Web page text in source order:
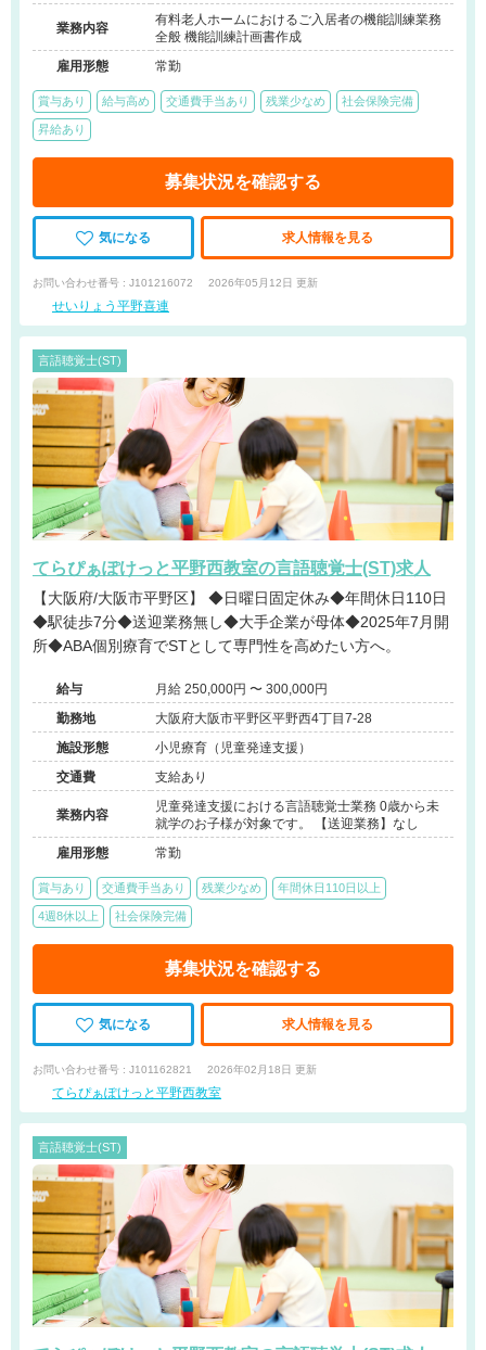
業務内容
有料老人ホームにおけるご入居者の機能訓練業務
全般 機能訓練計画書作成
雇用形態
常勤
賞与あり 給与高め 交通費手当あり 残業少なめ 社会保険完備
昇給あり
募集状況を確認する
気になる 求人情報を見る
お問い合わせ番号 : J101216072 2026年05月12日 更新
せいりょう平野喜連
言語聴覚士(ST)
てらぴぁぽけっと平野西教室の言語聴覚士(ST)求人
【大阪府/大阪市平野区】 ◆日曜日固定休み◆年間休日110日
◆駅徒歩7分◆送迎業務無し◆大手企業が母体◆2025年7月開
所◆ABA個別療育でSTとして専門性を高めたい方へ。
給与
月給 250,000円 〜 300,000円
勤務地
大阪府大阪市平野区平野西4丁目7-28
施設形態
小児療育（児童発達支援）
交通費
支給あり
業務内容
児童発達支援における言語聴覚士業務 0歳から未
就学のお子様が対象です。 【送迎業務】なし
雇用形態
常勤
賞与あり 交通費手当あり 残業少なめ 年間休日110日以上
4週8休以上 社会保険完備
募集状況を確認する
気になる 求人情報を見る
お問い合わせ番号 : J101162821 2026年02月18日 更新
てらぴぁぽけっと平野西教室
言語聴覚士(ST)